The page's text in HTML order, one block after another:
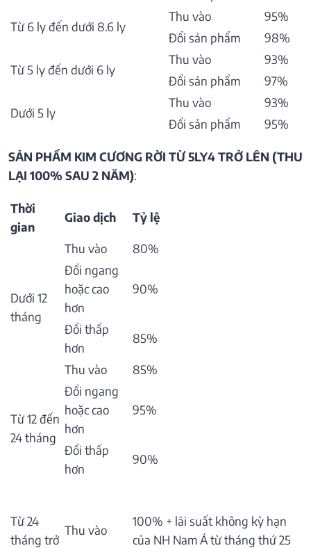
Từ 6 ly đến dưới 8.6 ly
Thu vào
95%
Đổi sản phẩm
98%
Từ 5 ly đến dưới 6 ly
Thu vào
93%
Đổi sản phẩm
97%
Dưới 5 ly
Thu vào
93%
Đổi sản phẩm
95%
SẢN PHẨM KIM CƯƠNG RỜI TỪ 5LY4 TRỞ LÊN (THU
LẠI 100% SAU 2 NĂM):
Thời
gian
Giao dịch Tỷ lệ
Dưới 12
tháng
Thu vào
80%
Đổi ngang
hoặc cao
hơn
90%
Đổi thấp
hơn
85%
Từ 12 đến
24 tháng
Thu vào
85%
Đổi ngang
hoặc cao
hơn
95%
Đổi thấp
hơn
90%
Từ 24
tháng trở
Thu vào
100% + lãi suất không kỳ hạn
của NH Nam Á từ tháng thứ 25